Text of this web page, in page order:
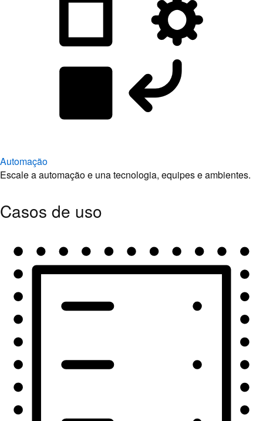
Automação
Escale a automação e una tecnologia, equipes e ambientes.
Casos de uso